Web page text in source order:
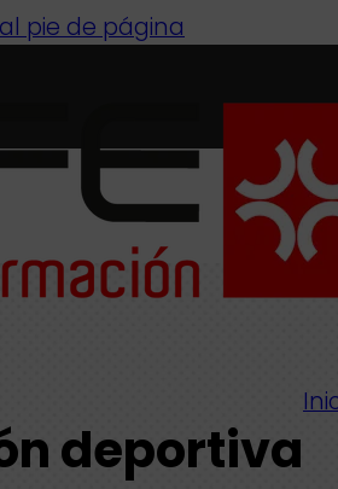
pie de página
deportiva